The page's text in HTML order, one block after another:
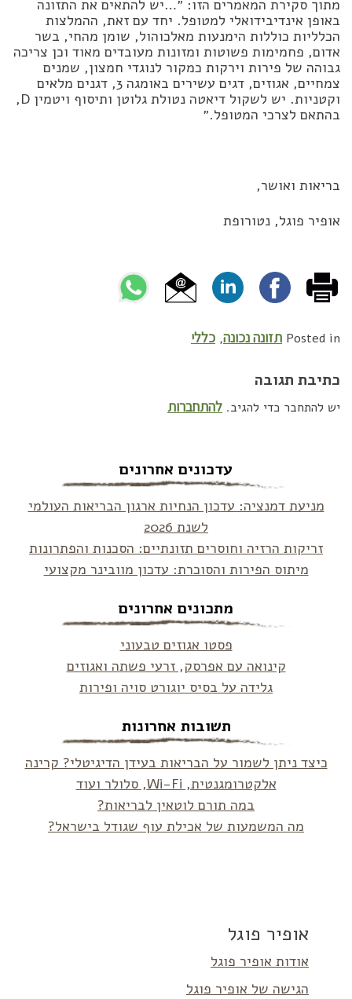
מתוך סקירת המאמרים הזו: ״…יש להתאים את התזונה
באופן אינדיבידואלי למטופל. יחד עם זאת, ההמלצות
הכלליות כוללות הימנעות מאלכוהול, שומן מהחי, בשר
אדום, פחמימות פשוטות ומזונות מעובדים מאוד וכן צריכה
גבוהה של פירות וירקות כמקור לנוגדי חמצון, שמנים
צמחיים, אגוזים, דגים עשירים באומגה 3, דגנים מלאים
וקטניות. יש לשקול דיאטה נטולת גלוטן ותיסוף ויטמין D,
בהתאם לצרכי המטופל.״
בריאות ואושר,
אופיר פוגל, נטורופת
Posted in תזונה נכונה, כללי
כתיבת תגובה
יש להתחבר כדי להגיב. להתחברות
עדכונים אחרונים
מניעת דמנציה: עדכון הנחיות ארגון הבריאות העולמי
לשנת 2026
זריקות הרזיה וחוסרים תזונתיים: הסכנות והפתרונות
מיתוס הפירות והסוכרת: עדכון מוובינר מקצועי
מתכונים אחרונים
פסטו אגוזים טבעוני
קינואה עם אפרסק, זרעי פשתה ואגוזים
גלידה על בסיס יוגורט סויה ופירות
תשובות אחרונות
כיצד ניתן לשמור על הבריאות בעידן הדיגיטלי? קרינה
אלקטרומגנטית, Wi-Fi, סלולר ועוד
במה תורם לוטאין לבריאות?
מה המשמעות של אכילת עוף שגודל בישראל?
אופיר פוגל
אודות אופיר פוגל
הגישה של אופיר פוגל